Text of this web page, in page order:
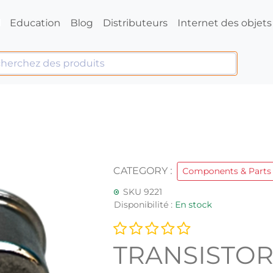
Education Blog Distributeurs Internet des objets
CATEGORY :
Components & Parts
SKU 9221
Disponibilité : En stock
TRANSISTOR